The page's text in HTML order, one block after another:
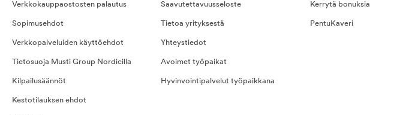
Verkkokauppaostosten palautus
Sopimusehdot
Verkkopalveluiden käyttöehdot
Tietosuoja Musti Group Nordicilla
Kilpailusäännöt
Kestotilauksen ehdot
Saavutettavuusseloste
Tietoa yrityksestä
Yhteystiedot
Avoimet työpaikat
Hyvinvointipalvelut työpaikkana
Kerrytä bonuksia
PentuKaveri